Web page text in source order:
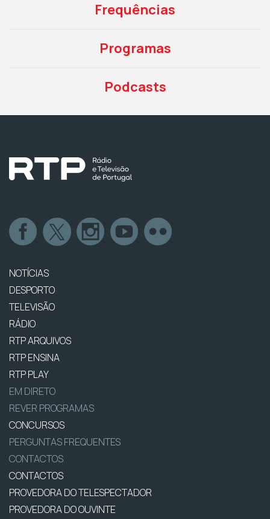
Frequências
Programas
Podcasts
NOTÍCIAS
DESPORTO
TELEVISÃO
RÁDIO
RTP ARQUIVOS
RTP ENSINA
RTP PLAY
EM DIRETO
REVER PROGRAMAS
CONCURSOS
PERGUNTAS FREQUENTES
CONTACTOS
CONTACTOS
PROVEDORA DO TELESPECTADOR
PROVEDORA DO OUVINTE